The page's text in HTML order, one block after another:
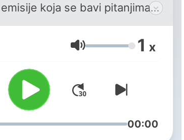
emisije koja se bavi pitanjima
karijere iz ugla afirmisanih
košarkaša, trenera, sportskih
početke, uzore, prvu opremu,
impresije, zatim izazove
profesionalne karijere, ali se
bavi i pitanjima vezanim za
Volum 1 x
00:00